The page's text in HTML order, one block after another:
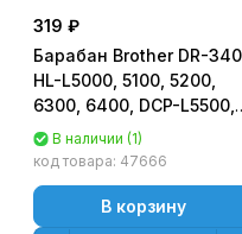
319 ₽
Барабан Brother DR-
HL-L5000, 5100, 5200,
6300, 6400, DCP-L5500,
6600, MFC-L5700, 6800,
6900, Asia OC/High
ФОТОБАРАБАН)
В наличии (1)
код товара: 47666
В корзину